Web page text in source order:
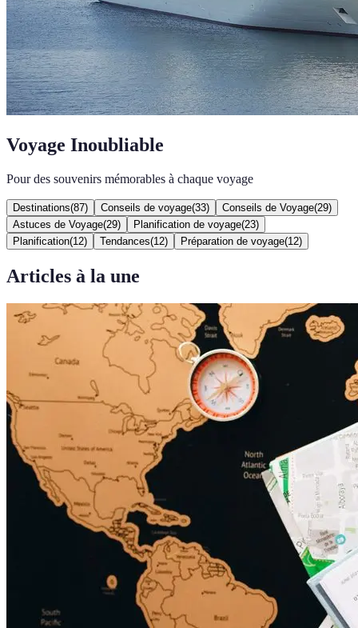
Voyage Inoubliable
Pour des souvenirs mémorables à chaque voyage
Destinations(87) Conseils de voyage(33) Conseils de Voyage(29)
Astuces de Voyage(29) Planification de voyage(23)
Planification(12) Tendances(12) Préparation de voyage(12)
Articles à la une